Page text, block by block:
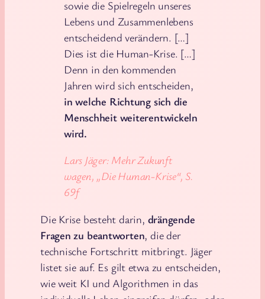
sowie die Spielregeln unseres
Lebens und Zusammenlebens
entscheidend verändern. […]
Dies ist die Human-Krise. […]
Denn in den kommenden
Jahren wird sich entscheiden,
in welche Richtung sich die
Menschheit weiterentwickeln
wird.
Lars Jäger: Mehr Zukunft
wagen, „Die Human-Krise“, S.
69f
Die Krise besteht darin, drängende
Fragen zu beantworten, die der
technische Fortschritt mitbringt. Jäger
listet sie auf. Es gilt etwa zu entscheiden,
wie weit KI und Algorithmen in das